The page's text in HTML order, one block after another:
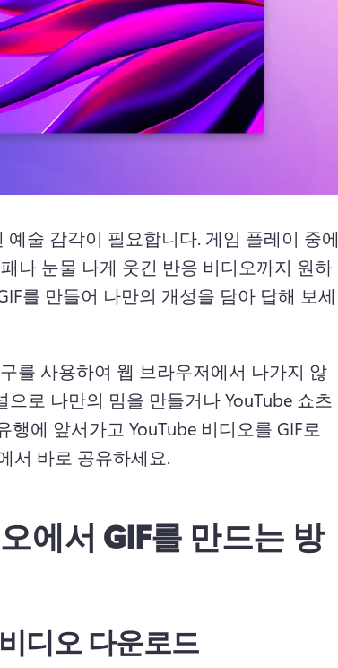
예술 감각이 필요합니다. 게임 플레이 중에
나 눈물 나게 웃긴 반응 비디오까지 원하
를 만들어 나만의 개성을 담아 답해 보세
를 사용하여 웹 브라우저에서 나가지 않
으로 나만의 밈을 만들거나 YouTube 쇼츠
행에 앞서가고 YouTube 비디오를 GIF로
서 바로 공유하세요.
에서 GIF를 만드는 방
디오 다운로드